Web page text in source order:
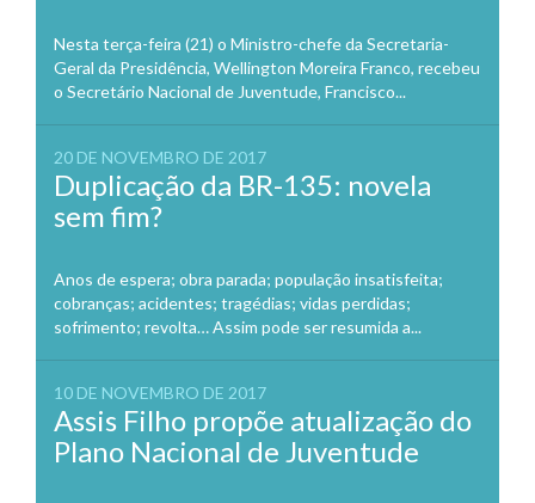
Nesta terça-feira (21) o Ministro-chefe da Secretaria-
Geral da Presidência, Wellington Moreira Franco, recebeu
o Secretário Nacional de Juventude, Francisco...
20 DE NOVEMBRO DE 2017
Duplicação da BR-135: novela
sem fim?
Anos de espera; obra parada; população insatisfeita;
cobranças; acidentes; tragédias; vidas perdidas;
sofrimento; revolta… Assim pode ser resumida a...
10 DE NOVEMBRO DE 2017
Assis Filho propõe atualização do
Plano Nacional de Juventude